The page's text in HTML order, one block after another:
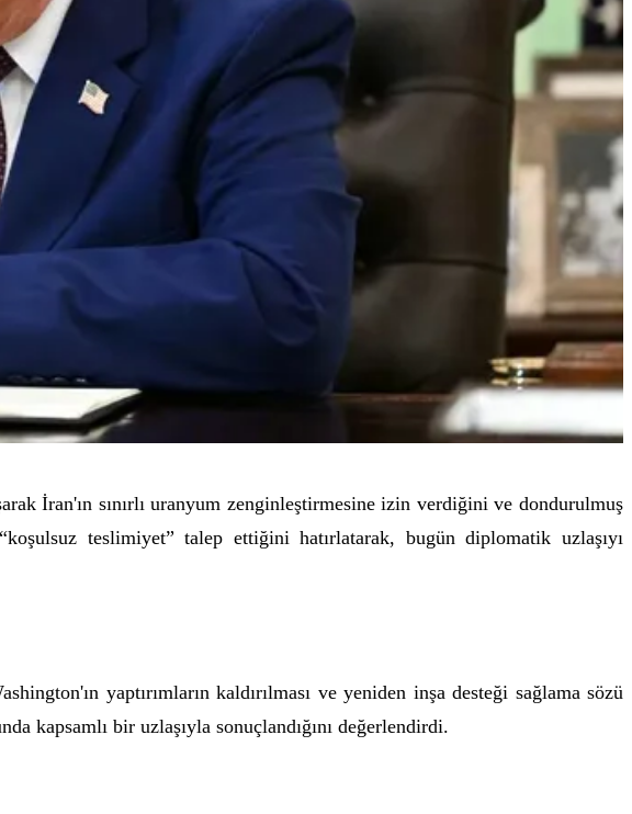
İran'ın sınırlı uranyum zenginleştirmesine izin verdiğini ve dondurulmuş
teslimiyet” talep ettiğini hatırlatarak, bugün diplomatik uzlaşıyı
yaptırımların kaldırılması ve yeniden inşa desteği sağlama sözü
kapsamlı bir uzlaşıyla sonuçlandığını değerlendirdi.